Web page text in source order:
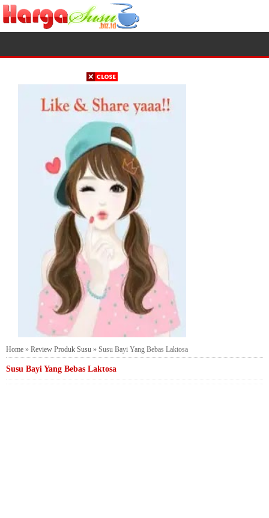
Home » Review Produk Susu » Susu Bayi Yang Bebas Laktosa
Susu Bayi Yang Bebas Laktosa